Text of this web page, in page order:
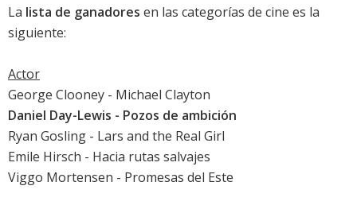
La lista de ganadores en las categorías de cine es la
siguiente:
Actor
George Clooney - Michael Clayton
Daniel Day-Lewis - Pozos de ambición
Ryan Gosling - Lars and the Real Girl
Emile Hirsch - Hacia rutas salvajes
Viggo Mortensen - Promesas del Este